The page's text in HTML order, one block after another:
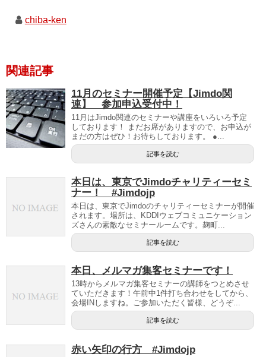
chiba-ken
関連記事
11月のセミナー開催予定【Jimdo関
連】 参加申込受付中！
11月はJimdo関連のセミナーや講座をいろいろ予定
しております！ まだお席がありますので、お申込が
まだの方はぜひ！お待ちしております。 ●...
記事を読む
本日は、東京でJimdoチャリティーセミ
ナー！ #Jimdojp
本日は、東京でJimdoのチャリティーセミナーが開催
されます。場所は、KDDIウェブコミュニケーション
ズさんの素敵なセミナールームです。麹町...
記事を読む
本日、メルマガ集客セミナーです！
13時からメルマガ集客セミナーの講師をつとめさせ
ていただきます！午前中1件打ち合わせをしてから、
会場INしますね。ご参加いただく皆様、どうぞ...
記事を読む
赤い矢印の行方 #Jimdojp